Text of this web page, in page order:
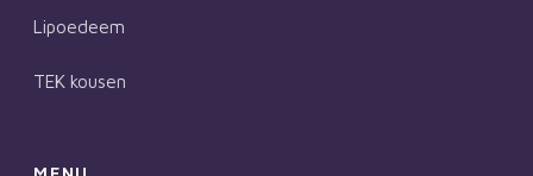
Lipoedeem
TEK kousen